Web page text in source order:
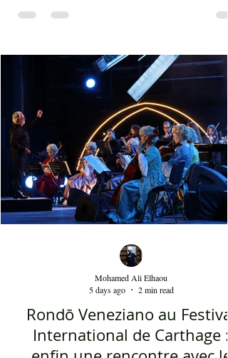
ambiance tunisienne traditionnelle typique
de beauté, ainsi que la foule attirée et entraînée
cette célébration, comprenant notamment les
youyous, les larmes de bonheur et les
applaudissements sincères. "Ya Loumima"
sans doute, à capturer toute l'ambivalence de
moment précieux grâce à une performance
Mohamed Ali Elhaou
5 days ago
2 min read